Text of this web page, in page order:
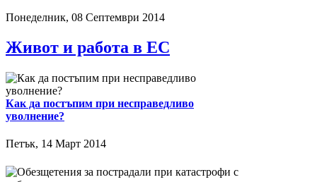
Понеделник, 08 Септември 2014
Живот и работа в ЕС
Как да постъпим при несправедливо
уволнение?
Петък, 14 Март 2014